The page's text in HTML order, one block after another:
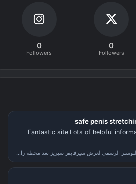
0
Followers
0
Followers
safe penis
Fantastic site Lots of helpful
رومان رينز يتصدر البوستر الرسمي لعرض سيرفايفر سيريز بعد محطة راسلمينيا